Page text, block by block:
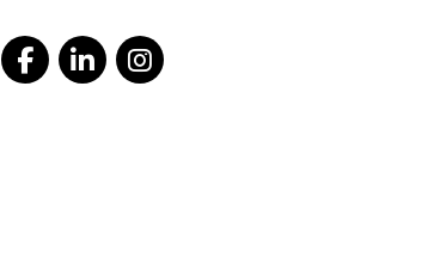
Gemeente Gouda Twitter
Gemeente Gouda Facebook
Gemeente Gouda LinkedIn